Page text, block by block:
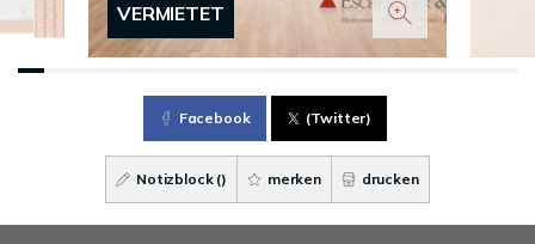
VERMIETET
Facebook (Twitter)
Notizblock () merken drucken